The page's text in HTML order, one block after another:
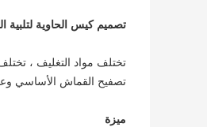
تصميم كيس الحاوية لتلبية
تختلف مواد التغليف ،
تصفيح القماش الأساسي
ميزة